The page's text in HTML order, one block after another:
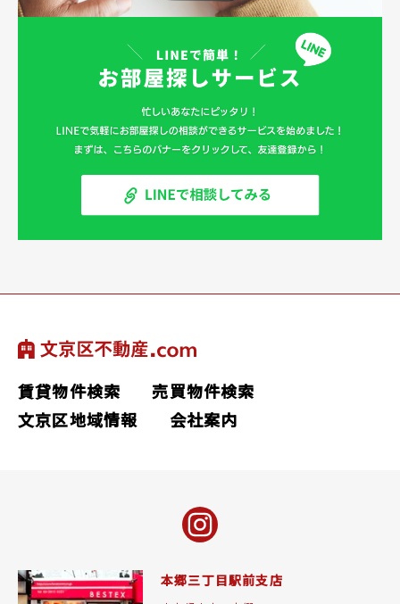
賃貸物件検索
売買物件検索
文京区地域情報
会社案内
本郷三丁目駅前支店